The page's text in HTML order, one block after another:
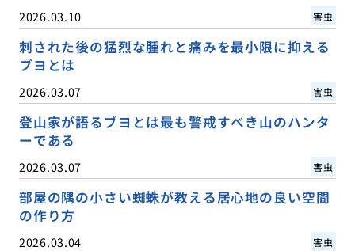
2026.03.10 害虫
刺された後の猛烈な腫れと痛みを最小限に抑える
ブヨとは
2026.03.07 害虫
登山家が語るブヨとは最も警戒すべき山のハンタ
ーである
2026.03.07 害虫
部屋の隅の小さい蜘蛛が教える居心地の良い空間
の作り方
2026.03.04 害虫